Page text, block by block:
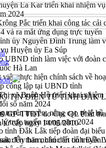
Ea Kar triển khai nhiệm vụ
2024
Pắc triển khai công tác cải
và ra mắt ứng dụng trực tuyến
ủy Nguyễn Đình Trung làm
Huyện ủy Ea Súp
UBND tỉnh làm việc với đoàn
Hà Lan
việc thực hiện chính sách về
công lập tại UBND tỉnh
xã Buôn Hồ triển khai nhiệm
số năm 2024
tuyên truyền, nâng cao tỷ lệ
trực tuyến trong năm 2024
tỉnh Đắk Lắk tiếp đoàn đại biểu
đến thăm, chúc tết cổ truyền
TIN ĐIỆN TỬ TỈNH ĐẮK
GP-TTĐT do Cục QL Phát
cấp ngày 14/05/2010
Ủy ban nhân dân tỉnh Đắk